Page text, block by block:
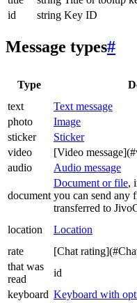
id
string Key ID
Message types#
Type
text
Text message
photo
Image
sticker
Sticker
video
[Video
audio
Audio message
document
Document or file,
you can send any
transferred to
location Location
rate
[Chat
that was
read
id
keyboard Keyboard with